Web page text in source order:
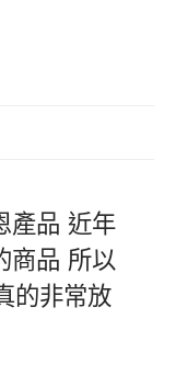
產品 近年
商品 所以
的非常放